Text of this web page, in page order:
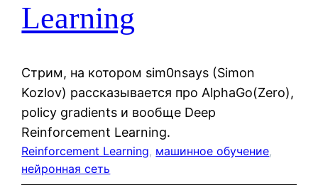
Learning
Стрим, на котором sim0nsays (Simon
Kozlov) рассказывается про AlphaGo(Zero),
policy gradients и вообще Deep
Reinforcement Learning.
Reinforcement Learning, машинное обучение
нейронная сеть